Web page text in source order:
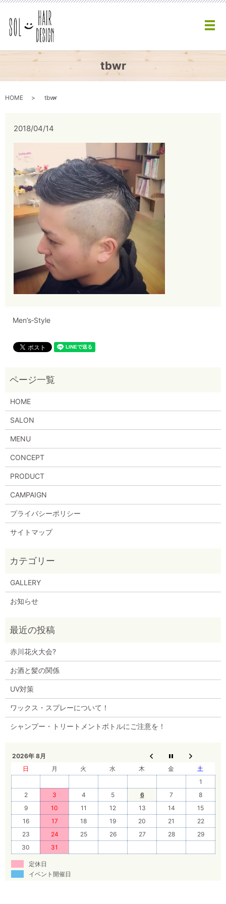
メ
tbwr
HOME tbwr
2018/04/14
Men’s‐Style
HOME
SALON
MENU
CONCEPT
PRODUCT
CAMPAIGN
プライバシーポリシー
サイトマップ
GALLERY
お知らせ
赤川花火大会?
お酒と髪の関係
UV対策
ワックス・スプレーについて！
シャンプー・トリートメントボトルにご注意を！
2026年 8月
日
月 火 水 木 金
土
1
2
3 4 5 6 7
8
9
10 11 12 13 14
15
16
17 18 19 20 21
22
23
24 25 26 27 28
29
30
31
定休日
イベント開催日